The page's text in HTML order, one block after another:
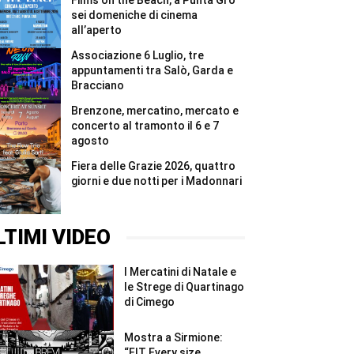
#Shorts
vita
del
bunker
di
Affi
#Shorts
sei domeniche di cinema
all’aperto
Associazione 6 Luglio, tre
appuntamenti tra Salò, Garda e
Bracciano
Brenzone, mercatino, mercato e
concerto al tramonto il 6 e 7
agosto
Fiera delle Grazie 2026, quattro
giorni e due notti per i Madonnari
VIDEO
I Mercatini di Natale e
le Strege di Quartinago
di Cimego
Mostra a Sirmione: